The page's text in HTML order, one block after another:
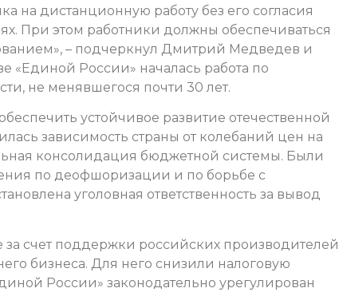
на дистанционную работу без его согласия
При этом работники должны обеспечиваться
– подчеркнул Дмитрий Медведев и
«Единой России» началась работа по
не менявшегося почти 30 лет.
устойчивое развитие отечественной
зависимость страны от колебаний цен на
консолидация бюджетной системы. Были
по деофшоризации и по борьбе с
уголовная ответственность за вывод
за счет поддержки российских производителей
бизнеса. Для него снизили налоговую
России» законодательно урегулирован